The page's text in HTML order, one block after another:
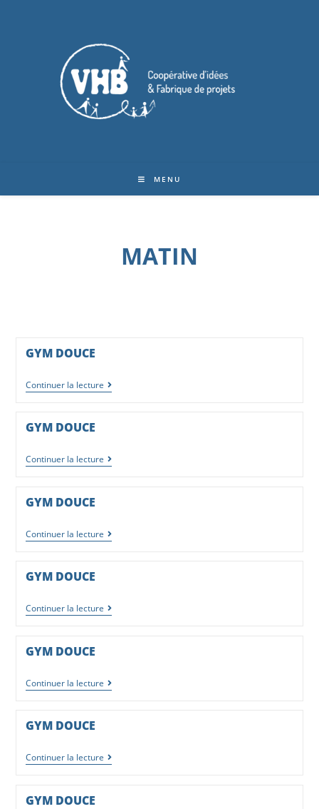
MENU
MATIN
GYM DOUCE
Continuer la lecture
GYM DOUCE
Continuer la lecture
GYM DOUCE
Continuer la lecture
GYM DOUCE
Continuer la lecture
GYM DOUCE
Continuer la lecture
GYM DOUCE
Continuer la lecture
GYM DOUCE